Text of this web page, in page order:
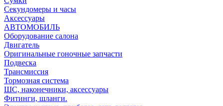
Секундомеры и часы
Аксессуары
АВТОМОБИЛЬ
Оборудование салона
Двигатель
Оригинальные гоночные запчасти
Подвеска
Трансмиссия
Тормозная система
ШС, наконечники, аксессуары
Фитинги, шланги.